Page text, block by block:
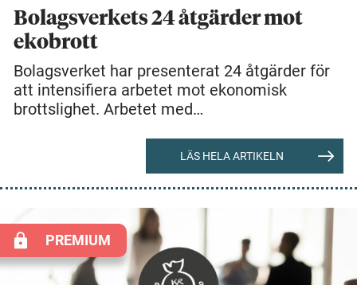
Bolagsverkets 24 åtgärder mot
ekobrott
Bolagsverket har presenterat 24 åtgärder för
att intensifiera arbetet mot ekonomisk
brottslighet. Arbetet med…
LÄS HELA ARTIKELN
PREMIUM